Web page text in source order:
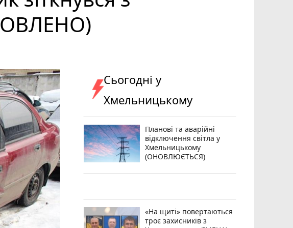
Сьогодні у
Хмельницькому
Планові та аварійні
відключення світла у
Хмельницькому
(ОНОВЛЮЄТЬСЯ)
«На щиті» повертаються
троє захисників з